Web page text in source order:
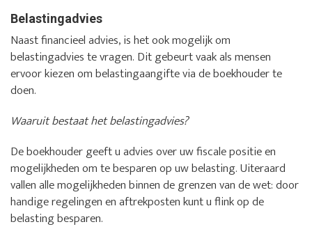
Belastingadvies
Naast financieel advies, is het ook mogelijk om
belastingadvies te vragen. Dit gebeurt vaak als mensen
ervoor kiezen om belastingaangifte via de boekhouder te
doen.
Waaruit bestaat het belastingadvies?
De boekhouder geeft u advies over uw fiscale positie en
mogelijkheden om te besparen op uw belasting. Uiteraard
vallen alle mogelijkheden binnen de grenzen van de wet: door
handige regelingen en aftrekposten kunt u flink op de
belasting besparen.